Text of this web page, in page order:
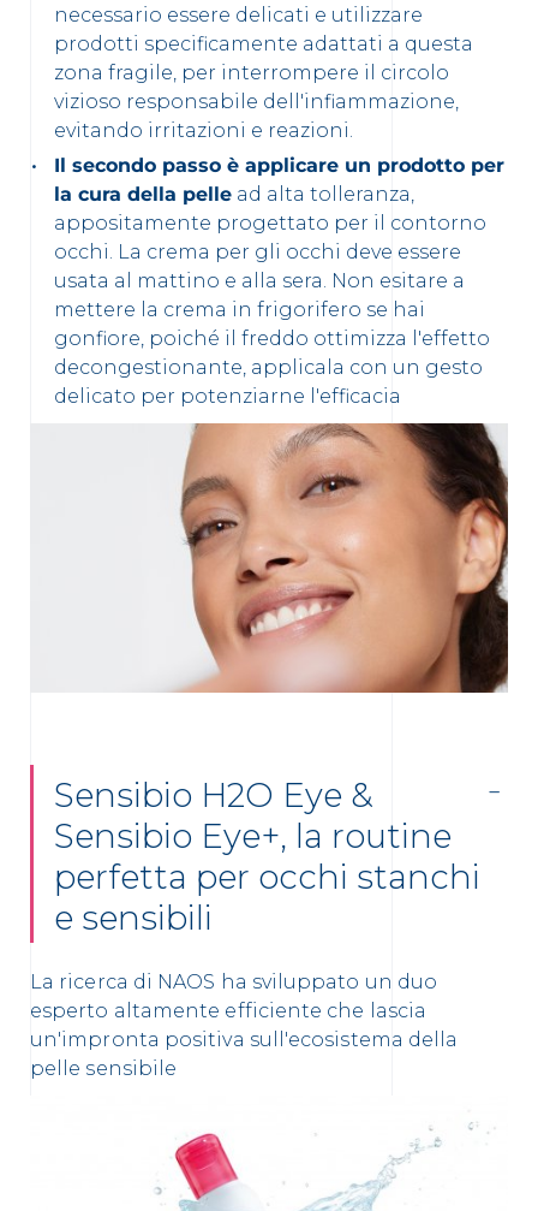
necessario essere delicati e utilizzare
prodotti specificamente adattati a questa
zona fragile, per interrompere il circolo
vizioso responsabile dell'infiammazione,
evitando irritazioni e reazioni.
Il secondo passo è applicare un prodotto per
la cura della pelle ad alta tolleranza,
appositamente progettato per il contorno
occhi. La crema per gli occhi deve essere
usata al mattino e alla sera. Non esitare a
mettere la crema in frigorifero se hai
gonfiore, poiché il freddo ottimizza l'effetto
decongestionante, applicala con un gesto
delicato per potenziarne l'efficacia
Sensibio H2O Eye &
Sensibio Eye+, la routine
perfetta per occhi stanchi
e sensibili
La ricerca di NAOS ha sviluppato un duo
esperto altamente efficiente che lascia
un'impronta positiva sull'ecosistema della
pelle sensibile